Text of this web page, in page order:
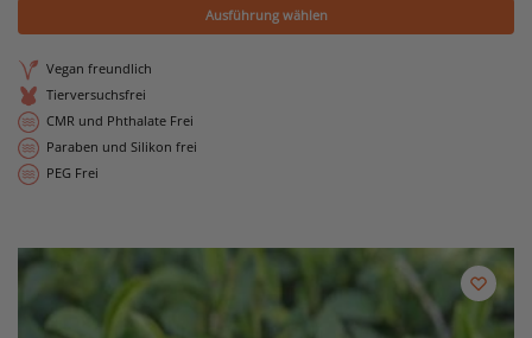
Ausführung wählen
Vegan freundlich
Tierversuchsfrei
CMR und Phthalate Frei
Paraben und Silikon frei
PEG Frei